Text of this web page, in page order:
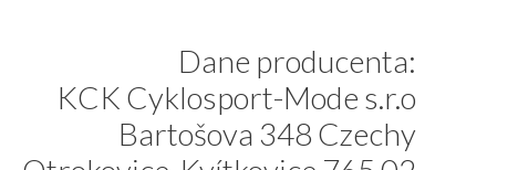
Dane producenta:
KCK Cyklosport-Mode s.r.o
Bartošova 348 Czechy